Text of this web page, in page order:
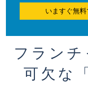
いますぐ無
フラン
可欠な